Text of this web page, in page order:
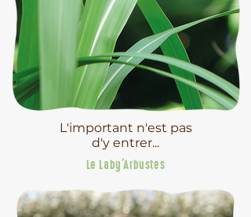
L'important n'est pas
d'y entrer...
Le Laby'Arbustes